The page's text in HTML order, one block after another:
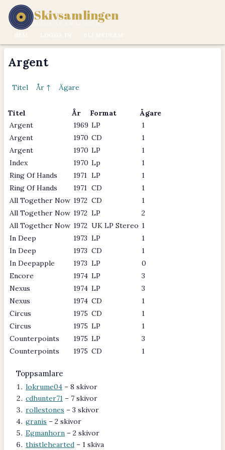
Skivsamlingen
MUSIK ÄR EN LIVSSTIL.
Argent
Titel År ↑ Ägare
Titel År Format
Ägare
Argent
1969 LP
1
Argent
1970 CD
1
Argent
1970 LP
1
Index
1970 Lp
1
Ring Of Hands
1971 LP
1
Ring Of Hands
1971 CD
1
All Together Now 1972 CD
1
All Together Now 1972 LP
2
All Together Now 1972 UK LP Stereo 1
In Deep
1973 LP
1
In Deep
1973 CD
1
In Deepapple
1973 LP
0
Encore
1974 LP
3
Nexus
1974 LP
3
Nexus
1974 CD
1
Circus
1975 CD
1
Circus
1975 LP
1
Counterpoints
1975 LP
3
Counterpoints
1975 CD 1
Toppsamlare
lokrume04 – 8 skivor
cdhunter71 – 7 skivor
rollestones – 3 skivor
granis – 2 skivor
Egmanhorn – 2 skivor
thistlehearted – 1 skiva